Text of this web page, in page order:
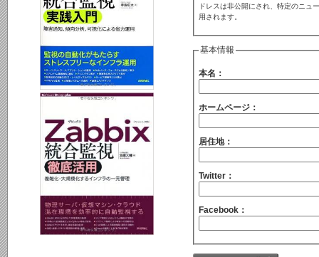
ドレスは非公開にされ、特定のニュ
用されます。
基本情報
本名：
ホームページ：
居住地：
Twitter：
Facebook：